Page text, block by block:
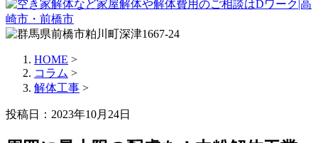
HOME >
コラム >
解体工事 >
投稿日：2023年10月24日